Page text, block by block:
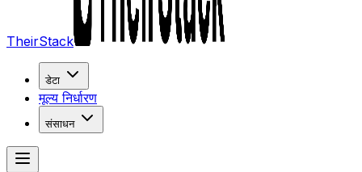
TheirStack
डेटा
मूल्य निर्धारण
संसाधन